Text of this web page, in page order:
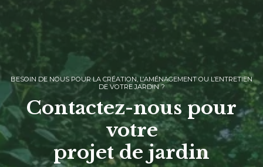
BESOIN DE NOUS POUR LA CRÉATION, L’AMÉNAGEMENT OU L’ENTRETIEN
DE VOTRE JARDIN ?
Contactez-nous pour
votre
projet de jardin